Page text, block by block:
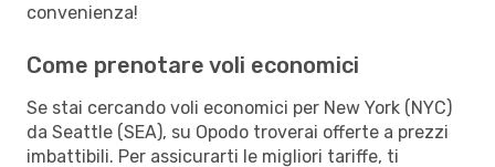
convenienza!
Come prenotare voli economici
Se stai cercando voli economici per New York (NYC)
da Seattle (SEA), su Opodo troverai offerte a prezzi
imbattibili. Per assicurarti le migliori tariffe, ti